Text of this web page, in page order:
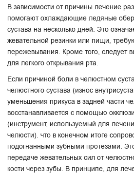
В зависимости от причины лечение
помогают охлаждающие ледяные
сустава на несколько дней. Это
жевательной резинки или пищи,
пережевывания. Кроме того, следует
для легкого открывания рта.
Если причиной боли в челюстном
челюстного сустава (износ
уменьшения прикуса в задней части
восстанавливается с помощью
(инструмент, используемый для
челюсти). что в конечном итоге
подогнанными зубными протезами.
передаче жевательных сил от
кости через зубы. В принципе, для